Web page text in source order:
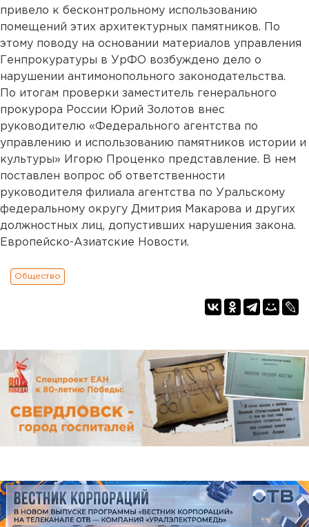
привело к бесконтрольному использованию
помещений этих архитектурных памятников. По
этому поводу на основании материалов управления
Генпрокуратуры в УрФО возбуждено дело о
нарушении антимонопольного законодательства.
По итогам проверки заместитель генерального
прокурора России Юрий Золотов внес
руководителю «Федерального агентства по
управлению и использованию памятников истории и
культуры» Игорю Проценко представление. В нем
поставлен вопрос об ответственности
руководителя филиала агентства по Уральскому
федеральному округу Дмитрия Макарова и других
должностных лиц, допустивших нарушения закона.
Европейско-Азиатские Новости.
Общество